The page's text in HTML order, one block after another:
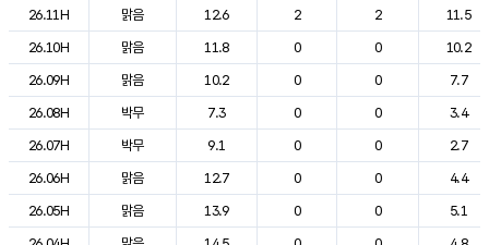
26.11H
맑음 12.6 2 2
11.5
26.10H
맑음 11.8 0 0
10.2
26.09H
맑음 10.2 0 0
7.7
26.08H
박무 7.3 0 0
3.4
26.07H
박무 9.1 0 0
2.7
26.06H
맑음 12.7 0 0
4.4
26.05H
맑음 13.9 0 0
5.1